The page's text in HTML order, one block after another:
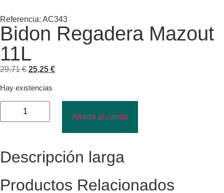
Referencia: AC343
Bidon Regadera Mazout
11L
29,71€ 25,25 €
Hay existencias
Añadir al carrito
Descripción larga
Productos Relacionados